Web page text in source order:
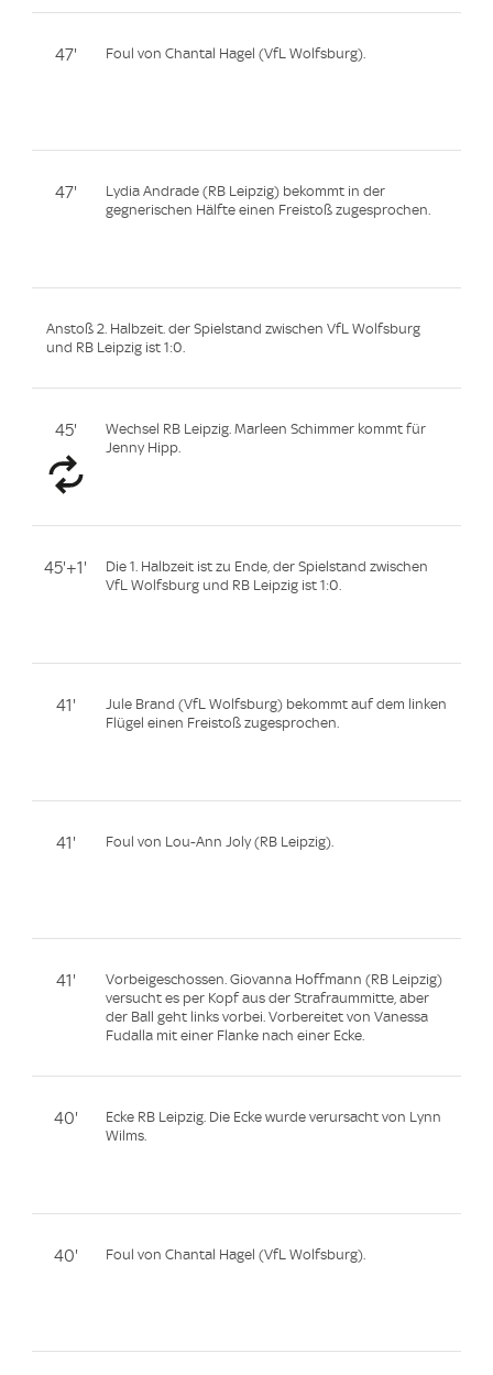
47' Foul von Chantal Hagel (VfL Wolfsburg).
47'
Lydia Andrade (RB Leipzig) bekommt in der
gegnerischen Hälfte einen Freistoß zugesprochen.
Anstoß 2. Halbzeit. der Spielstand zwischen VfL Wolfsburg
und RB Leipzig ist 1:0.
45'
Wechsel RB Leipzig. Marleen Schimmer kommt für
Jenny Hipp.
45'+1'
Die 1. Halbzeit ist zu Ende, der Spielstand zwischen
VfL Wolfsburg und RB Leipzig ist 1:0.
41'
Jule Brand (VfL Wolfsburg) bekommt auf dem linken
Flügel einen Freistoß zugesprochen.
41' Foul von Lou-Ann Joly (RB Leipzig).
41'
Vorbeigeschossen. Giovanna Hoffmann (RB Leipzig)
versucht es per Kopf aus der Strafraummitte, aber
der Ball geht links vorbei. Vorbereitet von Vanessa
Fudalla mit einer Flanke nach einer Ecke.
40'
Ecke RB Leipzig. Die Ecke wurde verursacht von Lynn
Wilms.
40' Foul von Chantal Hagel (VfL Wolfsburg).